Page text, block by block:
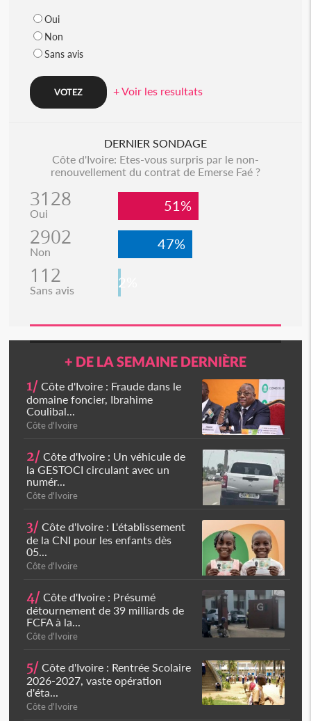
Oui
Non
Sans avis
+ Voir les resultats
DERNIER SONDAGE
Côte d'Ivoire: Etes-vous surpris par le non-
renouvellement du contrat de Emerse Faé ?
3128
Oui 51%
2902
Non 47%
112
Sans avis 2%
+ DE LA SEMAINE DERNIÈRE
1/ Côte d'Ivoire : Fraude dans le
domaine foncier, Ibrahime
Coulibal...
Côte d'Ivoire
2/ Côte d'Ivoire : Un véhicule de
la GESTOCI circulant avec un
numér...
Côte d'Ivoire
3/ Côte d'Ivoire : L'établissement
de la CNI pour les enfants dès
05...
Côte d'Ivoire
4/ Côte d'Ivoire : Présumé
détournement de 39 milliards de
FCFA à la...
Côte d'Ivoire
5/ Côte d'Ivoire : Rentrée Scolaire
2026-2027, vaste opération
d'éta...
Côte d'Ivoire